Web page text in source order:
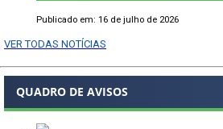
Publicado em: 16 de julho de 2026
VER TODAS NOTÍCIAS
QUADRO DE AVISOS